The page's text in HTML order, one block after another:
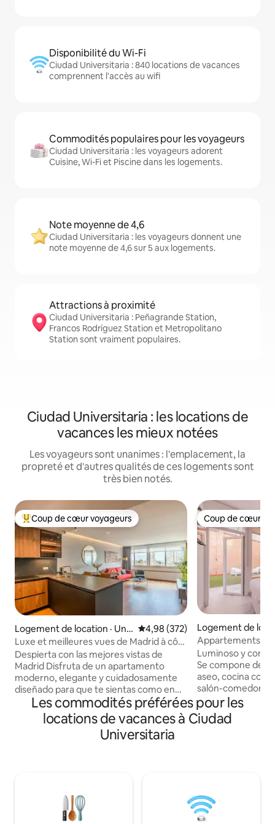
Disponibilité du Wi-Fi
Ciudad Universitaria : 840 locations de vacances
comprennent l'accès au wifi
Commodités populaires pour les voyageurs
Ciudad Universitaria : les voyageurs adorent
Cuisine, Wi-Fi et Piscine dans les logements.
Note moyenne de 4,6
Ciudad Universitaria : les voyageurs donnent une
note moyenne de 4,6 sur 5 aux logements.
Attractions à proximité
Ciudad Universitaria : Peñagrande Station,
Francos Rodríguez Station et Metropolitano
Station sont vraiment populaires.
Ciudad Universitaria : les locations de
vacances les mieux notées
Les voyageurs sont unanimes : l'emplacement, la
propreté et d'autres qualités de ces logements sont
très bien notés.
Coup de cœur voyageurs parmi les plus aimés
Coup de cœur voyageurs
Logement de location · Univ
ersidad
Note moyenne de 4,98 sur 5,
4,98 (372)
Luxe et meilleures vues de Madrid à côté
de la Gran Vía,...
Despierta con las mejores vistas de
Madrid Disfruta de un apartamento
moderno, elegante y cuidadosamente
diseñado para que te sientas como en
casa, con unas impresionantes vistas
panorámicas de Madrid que harán que
cada mañana sea especial. ### El
empotrados * Smart TV de **65"** * Wifi
de alta velocidad **1 Gbps**, ideal para
teletrabajar ### Cocina totalmente
Coup de cœur
Coup de cœur
Logement de
án
Appartements de
Chamartín,
Luminoso y
Se compone de
aseo, cocina
salón-comedor y
exterior. Además, el apartamento
dispone de
mediante un
espacio de
ventanal y gran
Dispone también
Les commodités préférées pour les
locations de vacances à Ciudad
Universitaria